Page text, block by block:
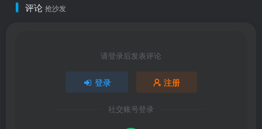
评论 抢沙发
请登录后发表评论
登录 注册
社交账号登录